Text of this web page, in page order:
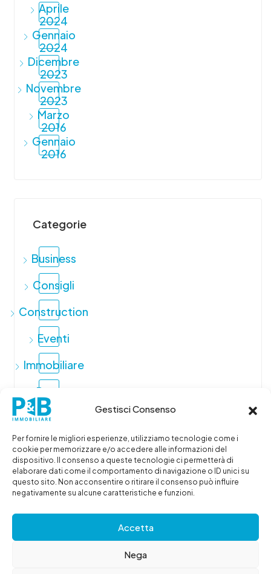
Gestisci Consenso
Per fornire le migliori esperienze, utilizziamo tecnologie come i
cookie per memorizzare e/o accedere alle informazioni del
dispositivo. Il consenso a queste tecnologie ci permetterà di
elaborare dati come il comportamento di navigazione o ID unici su
questo sito. Non acconsentire o ritirare il consenso può influire
negativamente su alcune caratteristiche e funzioni.
Accetta
Nega
Aprile
2024
Gennaio
2024
Dicembre
2023
Novembre
2023
Marzo
2016
Gennaio
2016
Categorie
Business
Consigli
Construction
Eventi
Immobiliare
Promo
Real
Estate
Servizi
immobiliari
Tendenze
immobiliari
Utilità